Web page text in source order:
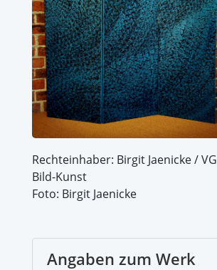
Rechteinhaber: Birgit Jaenicke / VG
Bild-Kunst
Foto: Birgit Jaenicke
Angaben zum Werk